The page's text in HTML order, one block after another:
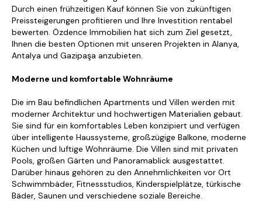
Durch einen frühzeitigen Kauf können Sie von zukünftigen
Preissteigerungen profitieren und Ihre Investition rentabel
bewerten. Özdence Immobilien hat sich zum Ziel gesetzt,
Ihnen die besten Optionen mit unseren Projekten in Alanya,
Antalya und Gazipaşa anzubieten.
Moderne und komfortable Wohnräume
Die im Bau befindlichen Apartments und Villen werden mit
moderner Architektur und hochwertigen Materialien gebaut.
Sie sind für ein komfortables Leben konzipiert und verfügen
über intelligente Haussysteme, großzügige Balkone, moderne
Küchen und luftige Wohnräume. Die Villen sind mit privaten
Pools, großen Gärten und Panoramablick ausgestattet.
Darüber hinaus gehören zu den Annehmlichkeiten vor Ort
Schwimmbäder, Fitnessstudios, Kinderspielplätze, türkische
Bäder, Saunen und verschiedene soziale Bereiche.